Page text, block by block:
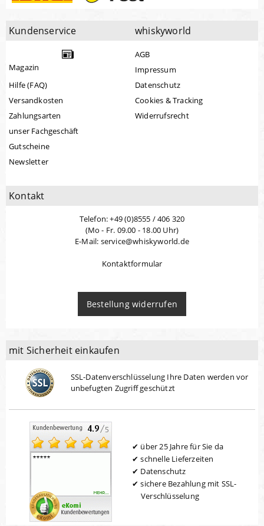
Kundenservice
Magazin
Hilfe (FAQ)
Versandkosten
Zahlungsarten
unser Fachgeschäft
Gutscheine
Newsletter
whiskyworld
AGB
Impressum
Datenschutz
Cookies & Tracking
Widerrufsrecht
Kontakt
Telefon: +49 (0)8555 / 406 320
(Mo - Fr. 09.00 - 18.00 Uhr)
E-Mail: service@whiskyworld.de
Kontaktformular
Bestellung widerrufen
mit Sicherheit einkaufen
SSL-Datenverschlüsselung Ihre Daten werden vor
unbefugten Zugriff geschützt
über 25 Jahre für Sie da
schnelle Lieferzeiten
Datenschutz
sichere Bezahlung mit SSL-
Verschlüsselung